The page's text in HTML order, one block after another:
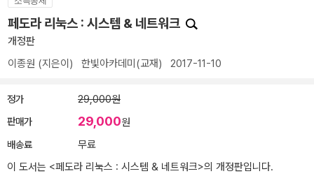
페도라 리눅스 : 시스템 & 네트워크
개정판
이종원 (지은이) 한빛아카데미(교재) 2017-11-10
정가 29,000원
판매가 29,000원
배송료
무료
이 도서는 <페도라 리눅스 : 시스템 & 네트워크>의 개정판입니다.